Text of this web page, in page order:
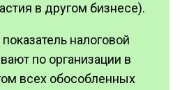
в другом бизнесе).
налоговой
по организации в
всех обособленных